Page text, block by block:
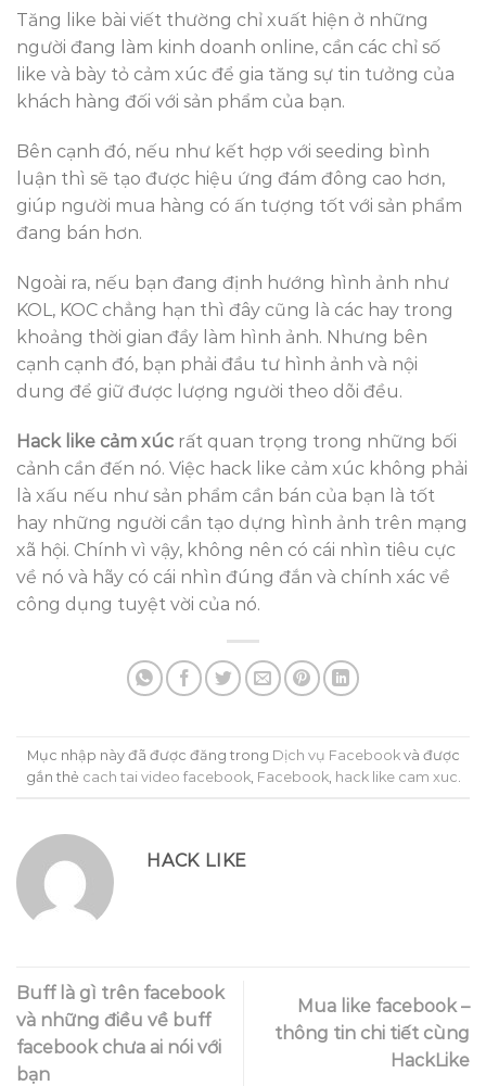
Tăng like bài viết thường chỉ xuất hiện ở những
người đang làm kinh doanh online, cần các chỉ số
like và bày tỏ cảm xúc để gia tăng sự tin tưởng của
khách hàng đối với sản phẩm của bạn.
Bên cạnh đó, nếu như kết hợp với seeding bình
luận thì sẽ tạo được hiệu ứng đám đông cao hơn,
giúp người mua hàng có ấn tượng tốt với sản phẩm
đang bán hơn.
Ngoài ra, nếu bạn đang định hướng hình ảnh như
KOL, KOC chẳng hạn thì đây cũng là các hay trong
khoảng thời gian đầy làm hình ảnh. Nhưng bên
cạnh cạnh đó, bạn phải đầu tư hình ảnh và nội
dung để giữ được lượng người theo dõi đều.
Hack like cảm xúc rất quan trọng trong những bối
cảnh cần đến nó. Việc hack like cảm xúc không phải
là xấu nếu như sản phẩm cần bán của bạn là tốt
hay những người cần tạo dựng hình ảnh trên mạng
xã hội. Chính vì vậy, không nên có cái nhìn tiêu cực
về nó và hãy có cái nhìn đúng đắn và chính xác về
công dụng tuyệt vời của nó.
Mục nhập này đã được đăng trong Dịch vụ Facebookvà được
gắn thẻ cach tai video facebook, Facebook, hack like cam xuc
HACK LIKE
Buff là gì trên facebook
và những điều về buff
facebook chưa ai nói với
bạn
Mua like facebook –
thông tin chi tiết cùng
HackLike